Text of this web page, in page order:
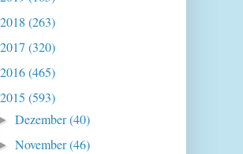
2018 (263)
2017 (320)
2016(465)
2015 (593)
Dezember(40)
November(46)